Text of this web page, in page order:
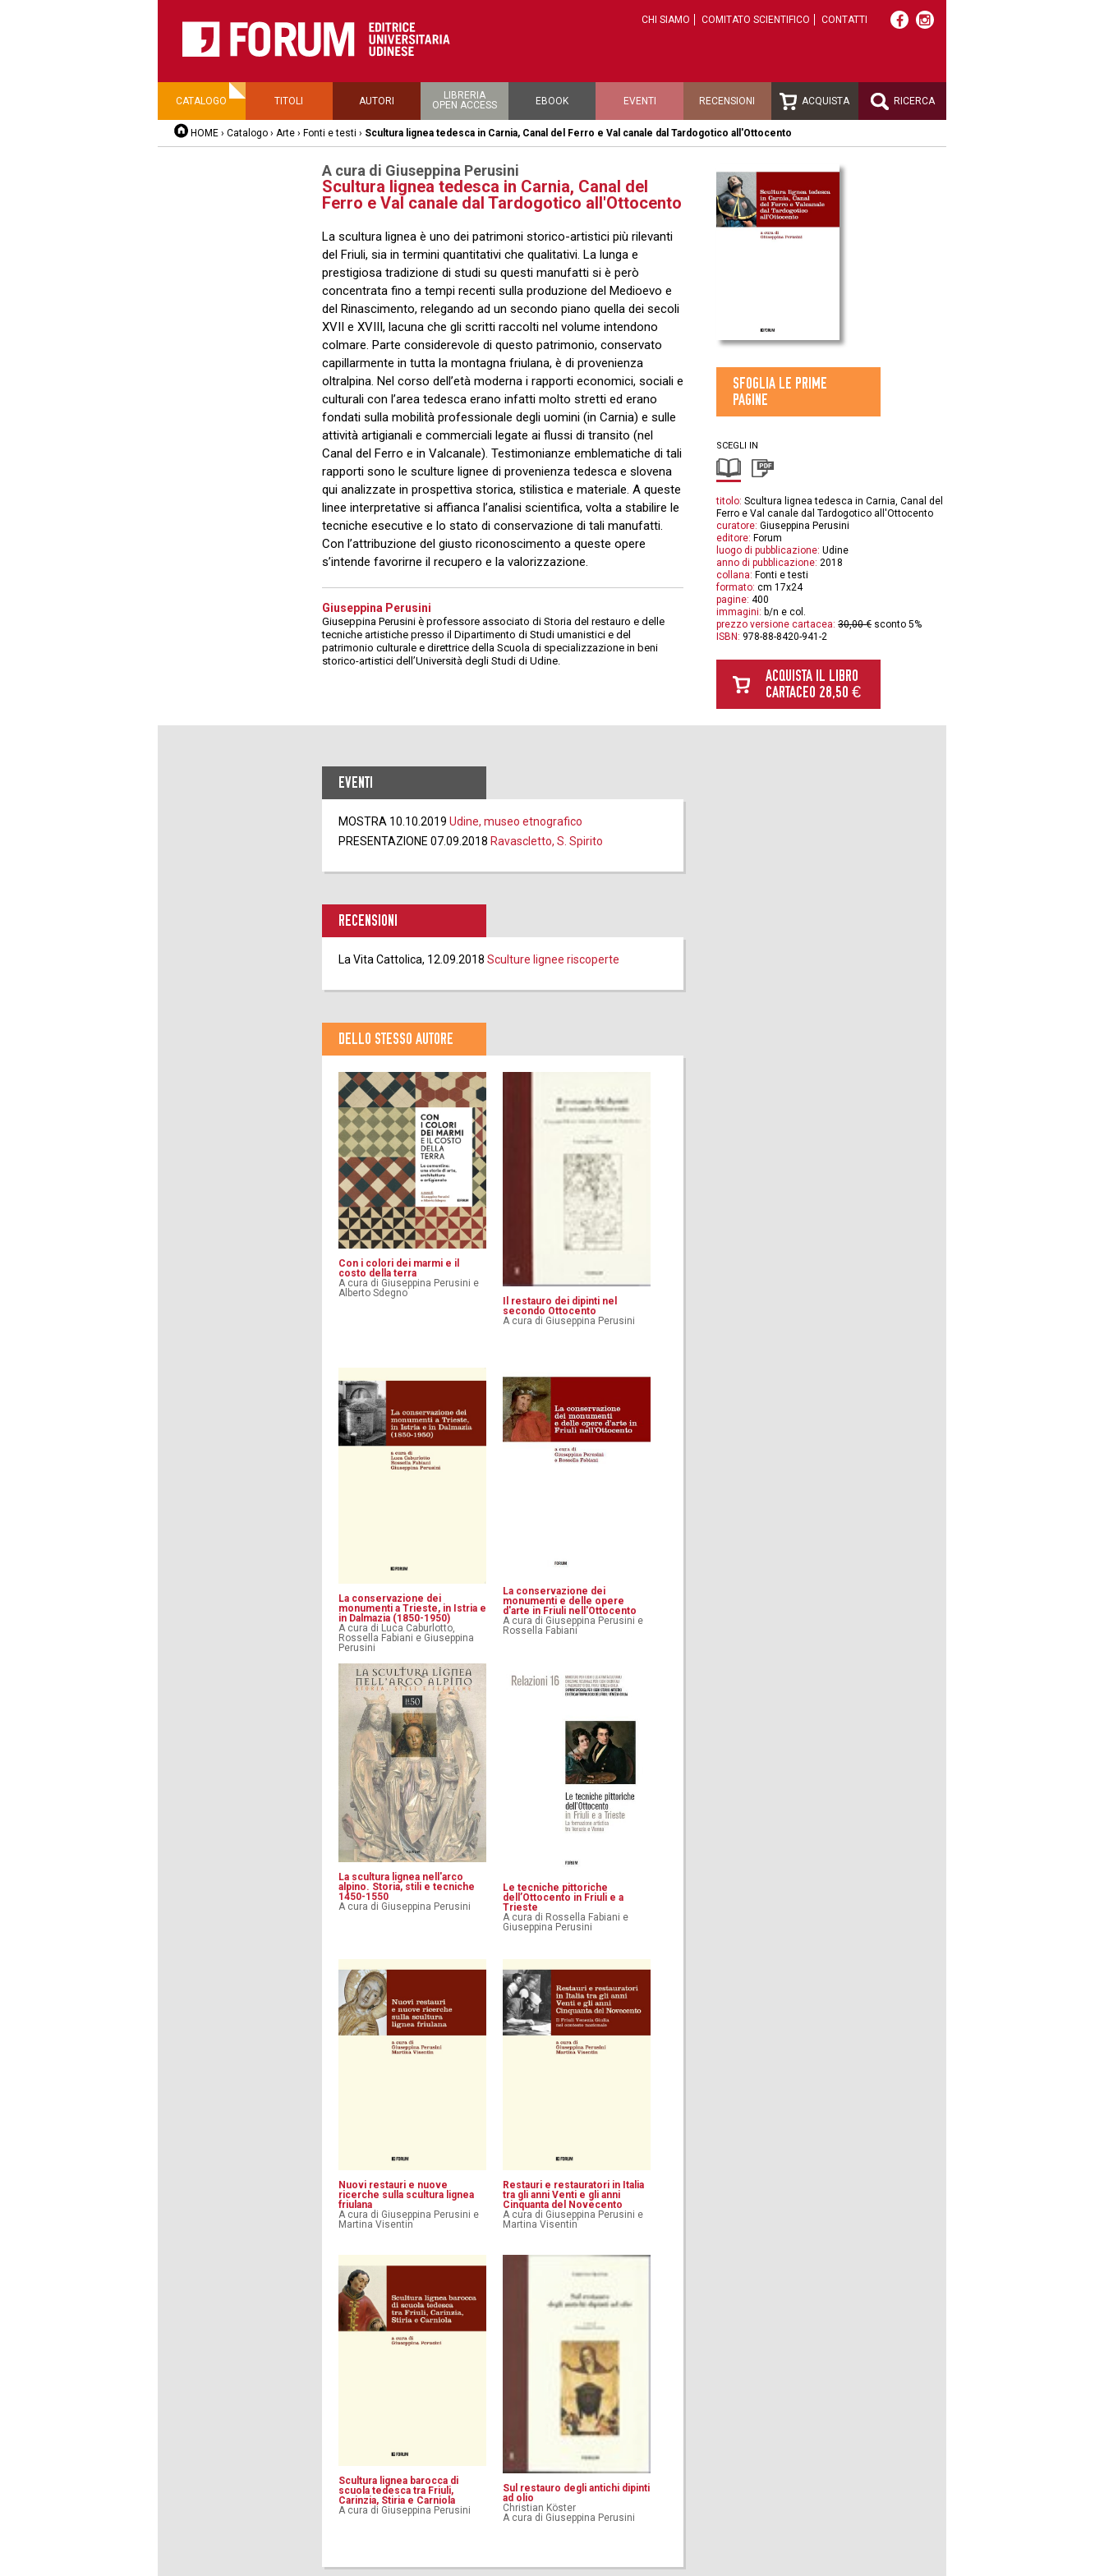
CHI SIAMO COMITATO SCIENTIFICO CONTATTI
CATALOGO TITOLI AUTORI
LIBRERIA
OPEN ACCESS
EBOOK EVENTI RECENSIONI ACQUISTA RICERCA
HOME › Catalogo › Arte › Fonti e testi › Scultura lignea tedesca in Carnia, Canal del Ferro e Val canale dal Tardogotico all'Ottocento
A cura di Giuseppina Perusini
Scultura lignea tedesca in Carnia, Canal del
Ferro e Val canale dal Tardogotico all'Ottocento
La scultura lignea è uno dei patrimoni storico-artistici più rilevanti
del Friuli, sia in termini quantitativi che qualitativi. La lunga e
prestigiosa tradizione di studi su questi manufatti si è però
concentrata fino a tempi recenti sulla produzione del Medioevo e
del Rinascimento, relegando ad un secondo piano quella dei secoli
XVII e XVIII, lacuna che gli scritti raccolti nel volume intendono
colmare. Parte considerevole di questo patrimonio, conservato
capillarmente in tutta la montagna friulana, è di provenienza
oltralpina. Nel corso dell’età moderna i rapporti economici, sociali e
culturali con l’area tedesca erano infatti molto stretti ed erano
fondati sulla mobilità professionale degli uomini (in Carnia) e sulle
attività artigianali e commerciali legate ai flussi di transito (nel
Canal del Ferro e in Valcanale). Testimonianze emblematiche di tali
rapporti sono le sculture lignee di provenienza tedesca e slovena
qui analizzate in prospettiva storica, stilistica e materiale. A queste
linee interpretative si affianca l’analisi scientifica, volta a stabilire le
tecniche esecutive e lo stato di conservazione di tali manufatti.
Con l’attribuzione del giusto riconoscimento a queste opere
s’intende favorirne il recupero e la valorizzazione.
Giuseppina Perusini
Giuseppina Perusini è professore associato di Storia del restauro e delle
tecniche artistiche presso il Dipartimento di Studi umanistici e del
patrimonio culturale e direttrice della Scuola di specializzazione in beni
storico-artistici dell’Università degli Studi di Udine.
SFOGLIA LE PRIME
PAGINE
SCEGLI IN
titolo: Scultura lignea tedesca in Carnia, Canal del
Ferro e Val canale dal Tardogotico all'Ottocento
curatore: Giuseppina Perusini
editore: Forum
luogo di pubblicazione: Udine
anno di pubblicazione: 2018
collana: Fonti e testi
formato: cm 17x24
pagine: 400
immagini: b/n e col.
prezzo versione cartacea: 30,00 € sconto 5%
ISBN: 978-88-8420-941-2
ACQUISTA IL LIBRO
CARTACEO 28,50 €
EVENTI
MOSTRA 10.10.2019 Udine, museo etnografico
PRESENTAZIONE 07.09.2018 Ravascletto, S. Spirito
RECENSIONI
La Vita Cattolica, 12.09.2018 Sculture lignee riscoperte
DELLO STESSO AUTORE
Con i colori dei marmi e il
costo della terra
A cura di Giuseppina Perusini e
Alberto Sdegno
Il restauro dei dipinti nel
secondo Ottocento
A cura di Giuseppina Perusini
La conservazione dei
monumenti a Trieste, in Istria e
in Dalmazia (1850-1950)
A cura di Luca Caburlotto,
Rossella Fabiani e Giuseppina
Perusini
La conservazione dei
monumenti e delle opere
d'arte in Friuli nell'Ottocento
A cura di Giuseppina Perusini e
Rossella Fabiani
La scultura lignea nell'arco
alpino. Storia, stili e tecniche
1450-1550
A cura di Giuseppina Perusini
Le tecniche pittoriche
dell’Ottocento in Friuli e a
Trieste
A cura di Rossella Fabiani e
Giuseppina Perusini
Nuovi restauri e nuove
ricerche sulla scultura lignea
friulana
A cura di Giuseppina Perusini e
Martina Visentin
Restauri e restauratori in Italia
tra gli anni Venti e gli anni
Cinquanta del Novecento
A cura di Giuseppina Perusini e
Martina Visentin
Scultura lignea barocca di
scuola tedesca tra Friuli,
Carinzia, Stiria e Carniola
A cura di Giuseppina Perusini
Sul restauro degli antichi dipinti
ad olio
Christian Köster
A cura di Giuseppina Perusini